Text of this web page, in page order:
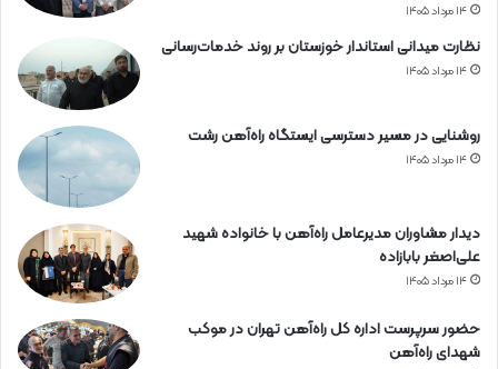
۱۴ مرداد ۱۴۰۵
نظارت میدانی استاندار خوزستان بر روند خدمات‌رسانی
۱۴ مرداد ۱۴۰۵
روشنایی در مسیر دسترسی ایستگاه راه‌آهن رشت
۱۴ مرداد ۱۴۰۵
دیدار مشاوران مدیرعامل راه‌آهن با خانواده شهید
علی‌اصغر بابازاده
۱۴ مرداد ۱۴۰۵
حضور سرپرست اداره کل راه‌آهن تهران در موکب
شهدای راه‌آهن